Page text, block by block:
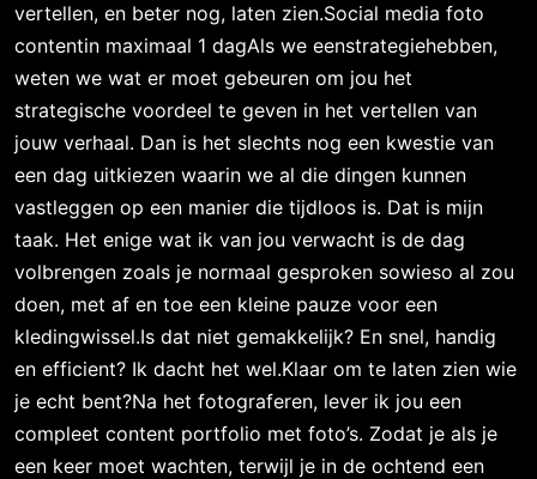
vertellen, en beter nog, laten zien.Social media foto
contentin maximaal 1 dagAls we eenstrategiehebben,
weten we wat er moet gebeuren om jou het
strategische voordeel te geven in het vertellen van
jouw verhaal. Dan is het slechts nog een kwestie van
een dag uitkiezen waarin we al die dingen kunnen
vastleggen op een manier die tijdloos is. Dat is mijn
taak. Het enige wat ik van jou verwacht is de dag
volbrengen zoals je normaal gesproken sowieso al zou
doen, met af en toe een kleine pauze voor een
kledingwissel.Is dat niet gemakkelijk? En snel, handig
en efficient? Ik dacht het wel.Klaar om te laten zien wie
je echt bent?Na het fotograferen, lever ik jou een
compleet content portfolio met foto’s. Zodat je als je
een keer moet wachten, terwijl je in de ochtend een